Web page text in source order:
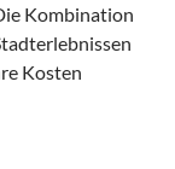
Kombination
Kosten